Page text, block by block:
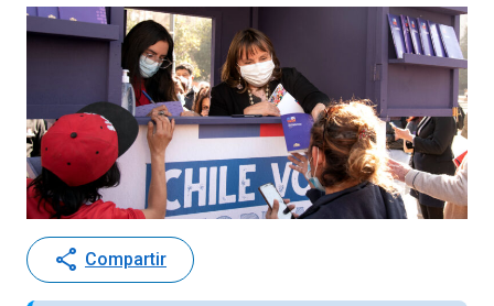
share Compartir